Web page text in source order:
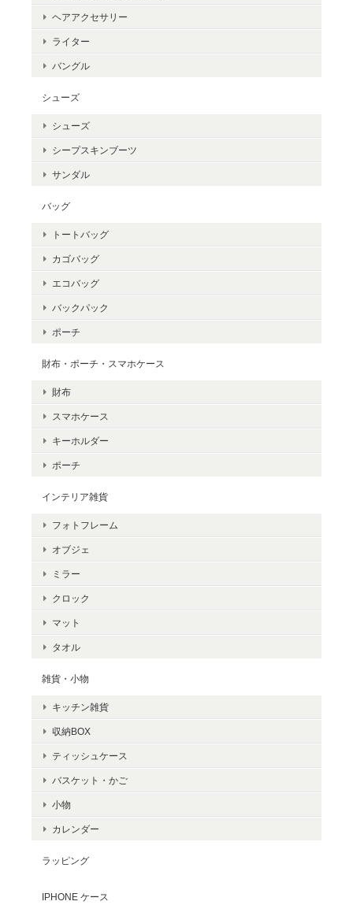
ヘアアクセサリー
ライター
バングル
シューズ
シューズ
シープスキンブーツ
サンダル
バッグ
トートバッグ
カゴバッグ
エコバッグ
バックパック
ポーチ
財布・ポーチ・スマホケース
財布
スマホケース
キーホルダー
ポーチ
インテリア雑貨
フォトフレーム
オブジェ
ミラー
クロック
マット
タオル
雑貨・小物
キッチン雑貨
収納BOX
ティッシュケース
バスケット・かご
小物
カレンダー
ラッピング
IPHONE ケース